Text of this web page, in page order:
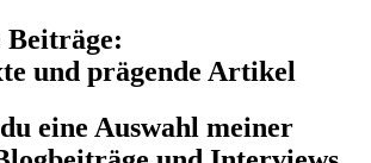
Beiträge:
und prägende Artikel
eine Auswahl meiner